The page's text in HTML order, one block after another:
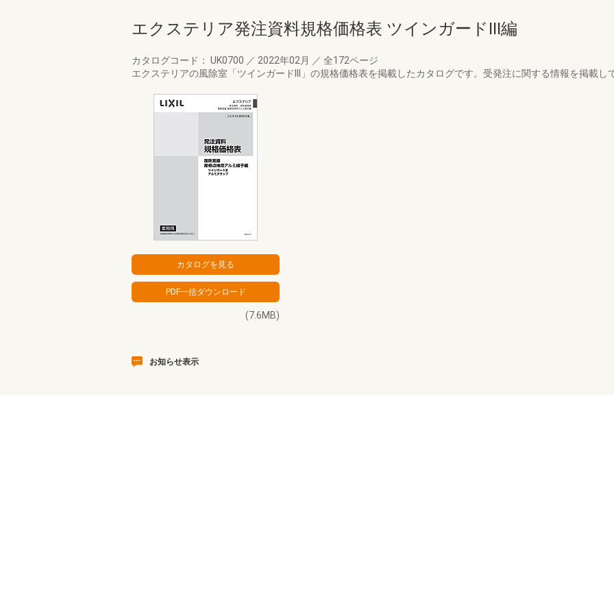
エクステリア発注資料規格価格表 ツインガードIII編
カタログコード： UK0700 ／ 2022年02月 ／ 全172ページ
エクステリアの風除室「ツインガードIII」の規格価格表を掲載したカタログです。受発注に関する情報を掲載し
(7.6MB)
お知らせ表示